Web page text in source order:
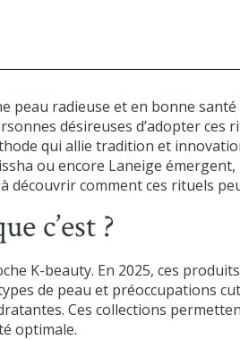
peau radieuse et en bonne
désireuses d’adopter ces
qui allie tradition et
ou encore Laneige
découvrir comment ces rituels
c’est ?
K-beauty. En 2025, ces
de peau et préoccupations
Ces collections
optimale.